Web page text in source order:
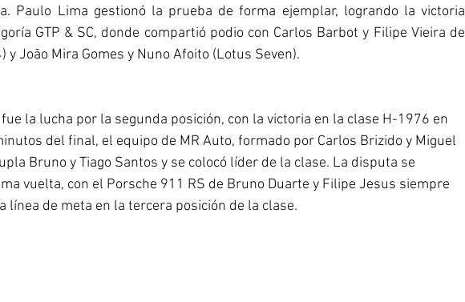
Paulo Lima gestionó la prueba de forma ejemplar, logrando la victoria
GTP & SC, donde compartió podio con Carlos Barbot y Filipe Vieira de
y João Mira Gomes y Nuno Afoito (Lotus Seven).
la lucha por la segunda posición, con la victoria en la clase H-1976 en
del final, el equipo de MR Auto, formado por Carlos Brizido y Miguel
Bruno y Tiago Santos y se colocó líder de la clase. La disputa se
vuelta, con el Porsche 911 RS de Bruno Duarte y Filipe Jesus siempre
línea de meta en la tercera posición de la clase.